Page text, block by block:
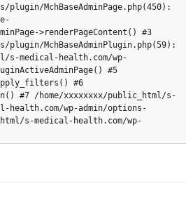
MchBaseAdminPage.php(450):
>renderPageContent() #3
MchBaseAdminPlugin.php(59):
s-medical-health.com/wp-
#5
#6
#7 /home/xxxxxxxx/public_html/s-
health.com/wp-admin/options-
s-medical-health.com/wp-